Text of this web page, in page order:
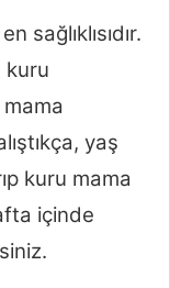
sağlıklısıdır.
kuru
yaş
kuru mama
içinde